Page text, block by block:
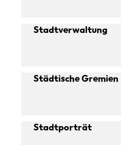
Stadtverwaltung
Städtische Gremien
Stadtporträt